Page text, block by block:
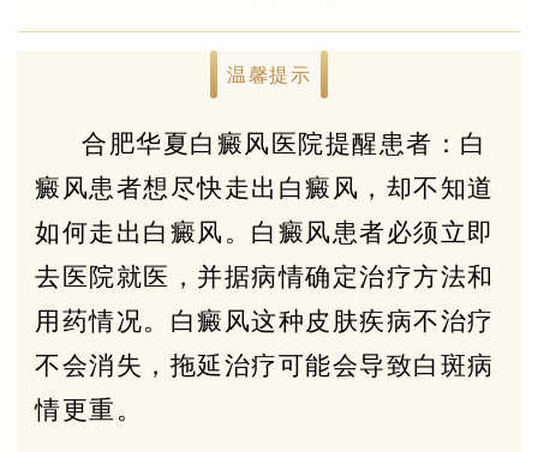
温馨提示
合肥华夏白癜风医院提醒患者：白
癜风患者想尽快走出白癜风，却不知道
如何走出白癜风。白癜风患者必须立即
去医院就医，并据病情确定治疗方法和
用药情况。白癜风这种皮肤疾病不治疗
不会消失，拖延治疗可能会导致白斑病
情更重。